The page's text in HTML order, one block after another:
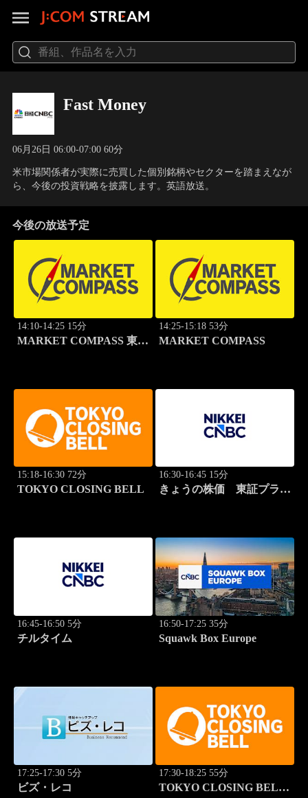
Fast Money
06月26日 06:00-07:00 60分
米市場関係者が実際に売買した個別銘柄やセクターを踏まえなが
ら、今後の投資戦略を披露します。英語放送。
今後の放送予定
14:10-14:25 15分
MARKET COMPASS 東証
14:25-15:18 53分
MARKET COMPASS
15:18-16:30 72分
TOKYO CLOSING BELL
16:30-16:45 15分
きょうの株価 東証プライ
16:45-16:50 5分
チルタイム
16:50-17:25 35分
Squawk Box Europe
17:25-17:30 5分
ビズ・レコ
17:30-18:25 55分
TOKYO CLOSING BELL